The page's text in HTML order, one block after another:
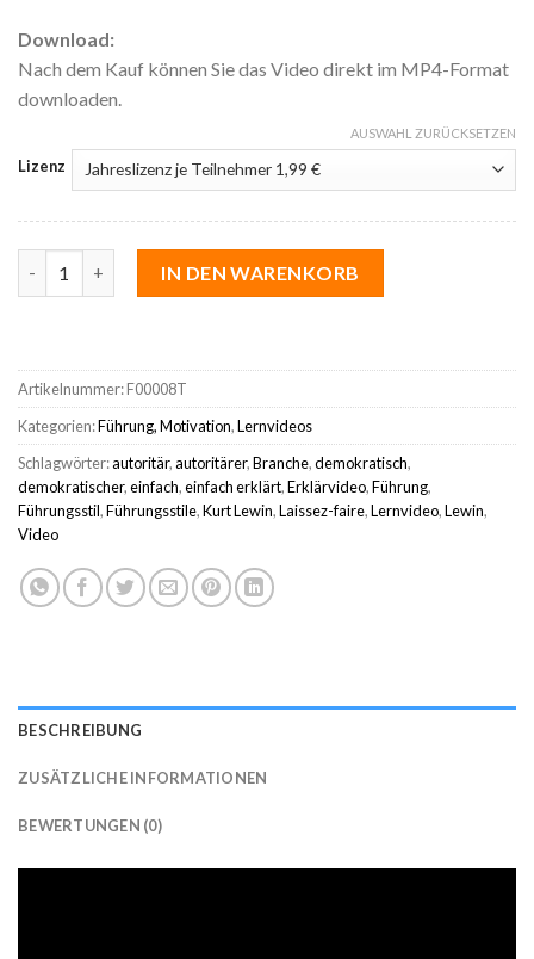
Download:
Nach dem Kauf können Sie das Video direkt im MP4-Format
downloaden.
Lizenz
AUSWAHL ZURÜCKSETZEN
IN DEN WARENKORB
Artikelnummer:F00008T
Kategorien:Führung, Motivation,Lernvideos
Schlagwörter:autoritär,autoritärer,Branche,demokratisch,
demokratischer,einfach,einfach erklärt,Erklärvideo,Führung,
Führungsstil,Führungsstile,Kurt Lewin,Laissez-faire,Lernvideo,Lewin,
Video
BESCHREIBUNG
ZUSÄTZLICHE INFORMATIONEN
BEWERTUNGEN (0)